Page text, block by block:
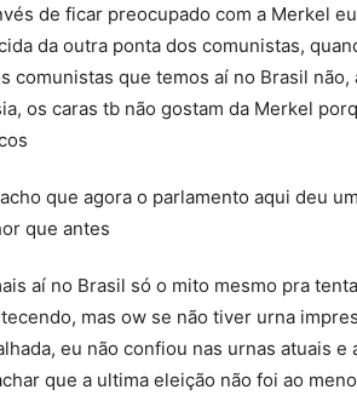
de ficar preocupado com a Merkel
da outra ponta dos comunistas,
comunistas que temos aí no Brasil
os caras tb não gostam da Merkel
que agora o parlamento aqui deu
que antes
aí no Brasil só o mito mesmo pra
mas ow se não tiver urna
eu não confiou nas urnas atuais
que a ultima eleição não foi ao